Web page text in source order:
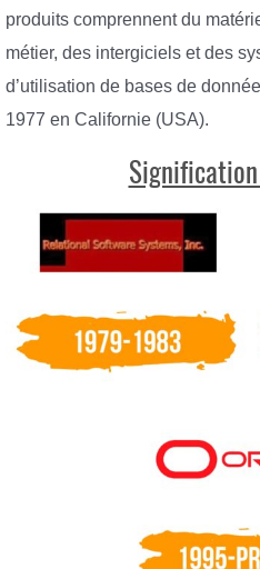
produits comprennent du
métier, des intergiciels et des
d’utilisation de bases de
1977 en Californie (USA).